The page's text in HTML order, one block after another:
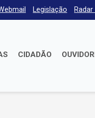
Legislação
CIDADÃO